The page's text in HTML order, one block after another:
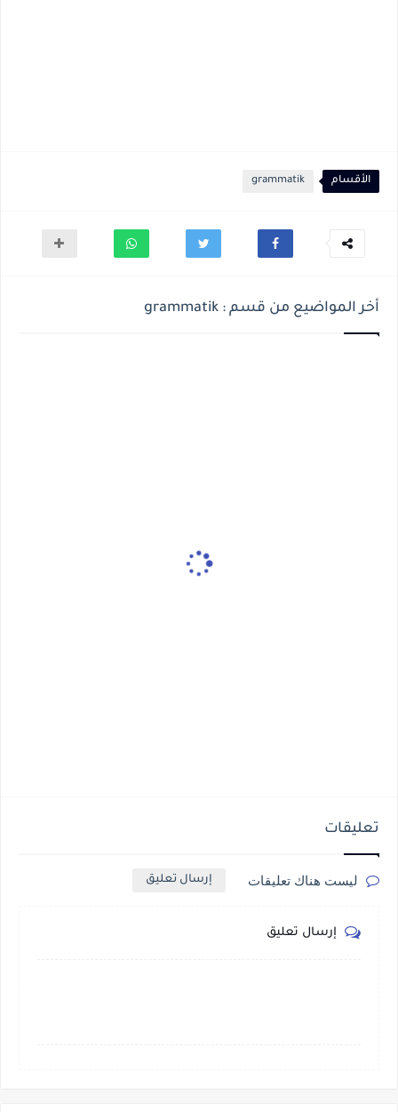
الأقسام grammatik
أخر المواضيع من قسم : grammatik
تعليقات
ليست هناك تعليقات إرسال تعليق
إرسال تعليق